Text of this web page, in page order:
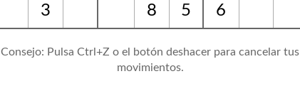
3
8 5 6
Consejo: Pulsa Ctrl+Z o el botón deshacer para cancelar tus
movimientos.